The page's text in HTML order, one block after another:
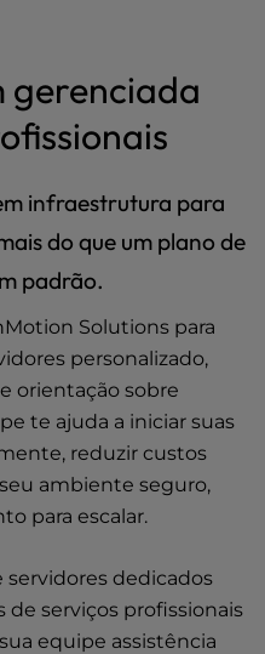
gerenciada
infraestrutura para
do que um plano de
padrão.
Solutions para
personalizado,
orientação sobre
te ajuda a iniciar suas
reduzir custos
ambiente seguro,
para escalar.
servidores dedicados
de serviços profissionais
equipe assistência